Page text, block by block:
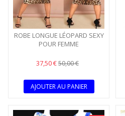
ROBE LONGUE LÉOPARD SEXY
POUR FEMME
37,50 €50,00 €
AJOUTER AU PANIER